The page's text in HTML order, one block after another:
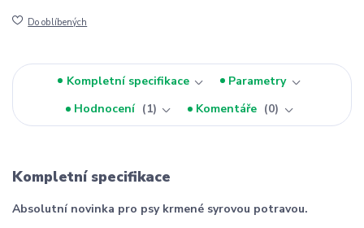
Do oblíbených
Kompletní specifikace
Parametry
Hodnocení
1 Komentáře 0
Kompletní specifikace
Absolutní novinka pro psy krmené syrovou potravou.